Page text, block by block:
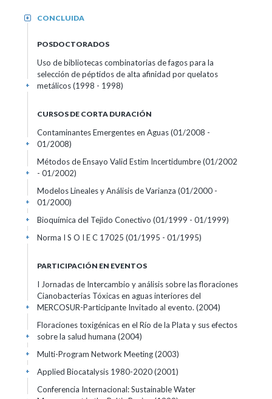
CONCLUIDA
+
POSDOCTORADOS
Uso de bibliotecas combinatorias de fagos para la
selección de péptidos de alta afinidad por quelatos
metálicos (1998 - 1998)
+
CURSOS DE CORTA DURACIÓN
Contaminantes Emergentes en Aguas(01/2008 -
01/2008)
+
Métodos de Ensayo Valid Estim Incertidumbre(01/2002
- 01/2002)
+
Modelos Lineales y Análisis de Varianza (01/2000 -
01/2000)
+
Bioquímica del Tejido Conectivo (01/1999 - 01/1999)
+
Norma I S O I E C 17025 (01/1995 - 01/1995)
+
PARTICIPACIÓN EN EVENTOS
I Jornadas de Intercambio y análisis sobre las floraciones
Cianobacterias Tóxicas en aguas interiores del
MERCOSUR-Participante Invitado al evento. (2004)
+
Floraciones toxigénicas en el Río de la Plata y sus efectos
sobre la salud humana (2004)
+
Multi-Program Network Meeting(2003)
+
Applied Biocatalysis 1980-2020(2001)
+
Conferencia Internacional: Sustainable Water